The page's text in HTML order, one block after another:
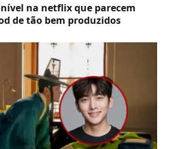
na netflix que parecem
de tão bem produzidos